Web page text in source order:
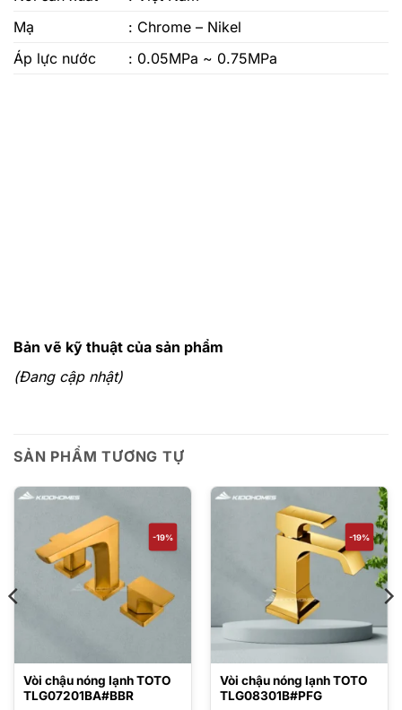
Mạ
: Chrome – Nikel
Áp lực nước
: 0.05MPa ~ 0.75MPa
Bản vẽ kỹ thuật của sản phẩm
(Đang cập nhật)
SẢN PHẨM TƯƠNG TỰ
-19%
Vòi chậu nóng lạnh TOTO
TLG07201BA#BBR
-19%
Vòi chậu nóng lạnh TOTO
TLG08301B#PFG